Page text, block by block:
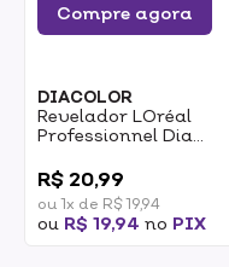
Compre agora
DIACOLOR
Revelador LOréal
Professionnel Dia
R$ 20,99
ou 1x de R$ 19,94
ou R$ 19,94 no PIX